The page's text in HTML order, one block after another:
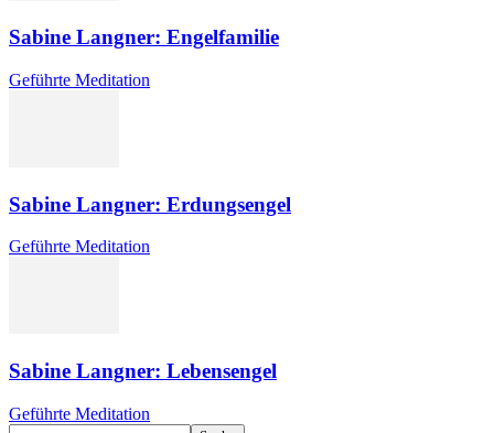
Sabine Langner: Engelfamilie
Geführte Meditation
Sabine Langner: Erdungsengel
Geführte Meditation
Sabine Langner: Lebensengel
Geführte Meditation